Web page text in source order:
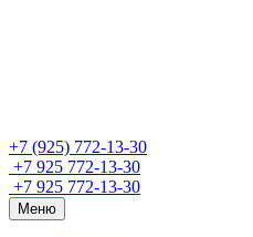
+7 (925) 772-13-30
+7 925 772-13-30
+7 925 772-13-30
Меню